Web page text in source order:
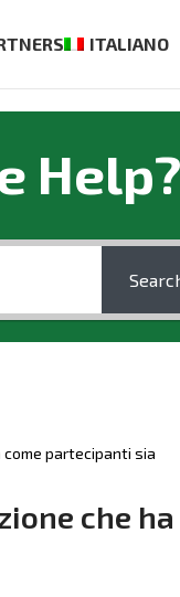
ITALIANO
Help?
partecipanti sia
che ha